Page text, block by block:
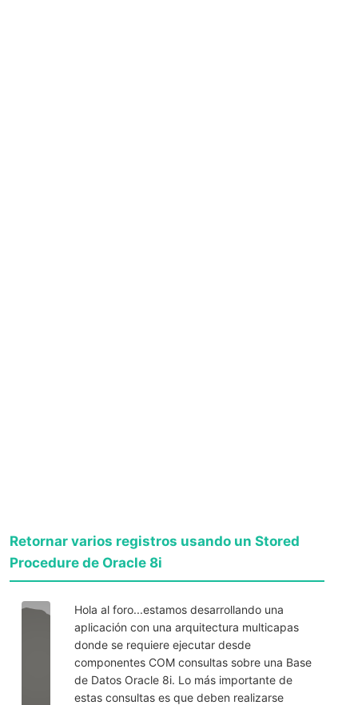
Retornar varios registros usando un Stored
Procedure de Oracle 8i
Hola al foro...estamos desarrollando una
aplicación con una arquitectura multicapas
donde se requiere ejecutar desde
componentes COM consultas sobre una Base
de Datos Oracle 8i. Lo más importante de
estas consultas es que deben realizarse